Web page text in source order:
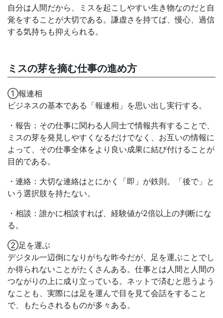
自分は人間だから、ミスを起こしやすい生き物なのだと自
覚をすることが大切である。謙虚さを持てば、慢心、過信
する気持ちも抑えられる。
ミスの芽を摘む仕事の進め方
①報連相
ビジネスの基本である「報連相」を思い出し実行する。
・報告：その仕事に関わる人同士で情報共有することで、
ミスの芽を発見しやすくなるだけでなく、お互いの情報に
よって、その仕事全体をより良い成果に結び付けることが
目的である。
・連絡：大切な連絡はとにかく「即」が鉄則。「後で」と
いう選択肢を持たない。
・相談：誰かに相談すれば、経験値が2倍以上の判断にな
る。
②足を運ぶ
デジタル一辺倒になりがちな昨今だが、足を運ぶことでし
か得られないことがたくさんある。仕事とは人間と人間の
つながりの上に成り立っている。ネットで済むと思うよう
なことも、実際には足を運んで目を見て会話をすること
で、もたらされるものが多々ある。